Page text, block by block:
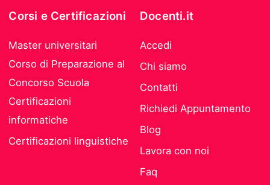
Corsi e Certificazioni
Master universitari
Corso di Preparazione al
Concorso Scuola
Certificazioni
informatiche
Certificazioni linguistiche
Docenti.it
Accedi
Chi siamo
Contatti
Richiedi Appuntamento
Blog
Lavora con noi
Faq